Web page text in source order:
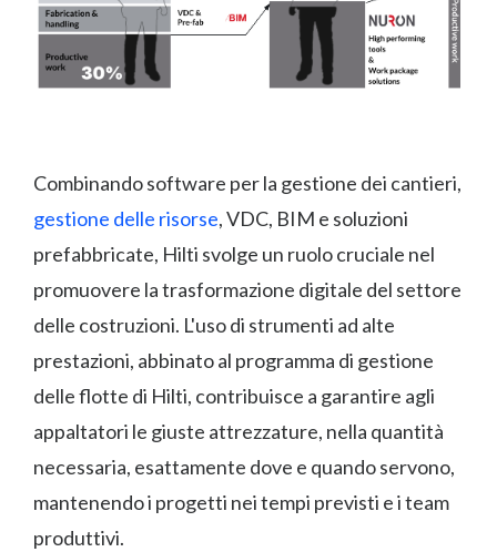
Combinando software per la gestione dei cantieri,
gestione delle risorse, VDC, BIM e soluzioni
prefabbricate, Hilti svolge un ruolo cruciale nel
promuovere la trasformazione digitale del settore
delle costruzioni. L'uso di strumenti ad alte
prestazioni, abbinato al programma di gestione
delle flotte di Hilti, contribuisce a garantire agli
appaltatori le giuste attrezzature, nella quantità
necessaria, esattamente dove e quando servono,
mantenendo i progetti nei tempi previsti e i team
produttivi.